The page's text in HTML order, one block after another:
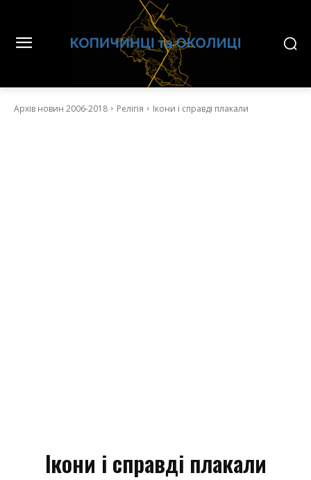
Архів новин 2006-2018 Релігія Ікони і справді плакали
Ікони і справді плакали